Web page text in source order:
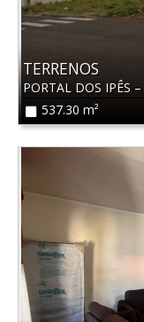
TERRENOS
PORTAL DOS IPÊS –
537.30 m²